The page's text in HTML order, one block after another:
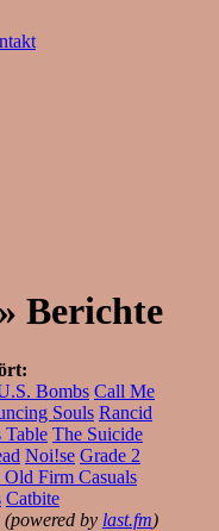
Berichte
Bombs Call Me
Souls Rancid
Table The Suicide
Noi!se Grade 2
Old Firm Casuals
Catbite
(powered by last.fm)